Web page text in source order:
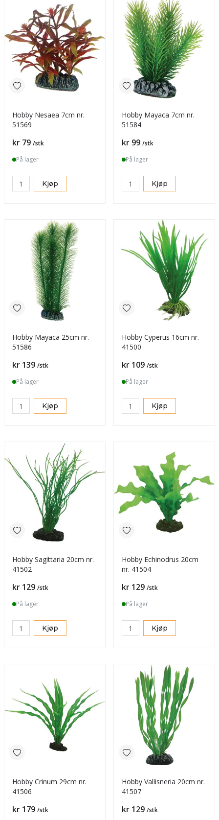
Hobby Nesaea 7cm nr.
51569
Pris
kr 79 /stk
På lager
Kjøp
Hobby Mayaca 7cm nr.
51584
Pris
kr 99 /stk
På lager
Kjøp
Hobby Mayaca 25cm nr.
51586
Pris
kr 139 /stk
På lager
Kjøp
Hobby Cyperus 16cm nr.
41500
Pris
kr 109 /stk
På lager
Kjøp
Hobby Sagittaria 20cm nr.
41502
Pris
kr 129 /stk
På lager
Kjøp
Hobby Echinodrus 20cm
nr. 41504
Pris
kr 129 /stk
På lager
Kjøp
Hobby Crinum 29cm nr.
41506
Pris
kr 179 /stk
Hobby Vallisneria 20cm nr.
41507
Pris
kr 129 /stk